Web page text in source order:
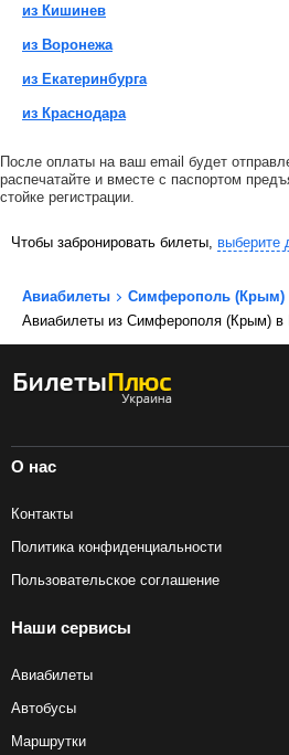
из Кишинев
из Воронежа
из Екатеринбурга
из Краснодара
После оплаты на ваш email будет
распечатайте и вместе с паспортом
стойке регистрации.
Чтобы забронировать билеты, выберите
Авиабилеты Симферополь (Крым)
Авиабилеты из Симферополя (Крым) в
О нас
Контакты
Политика конфиденциальности
Пользовательское соглашение
Наши сервисы
Авиабилеты
Автобусы
Маршрутки